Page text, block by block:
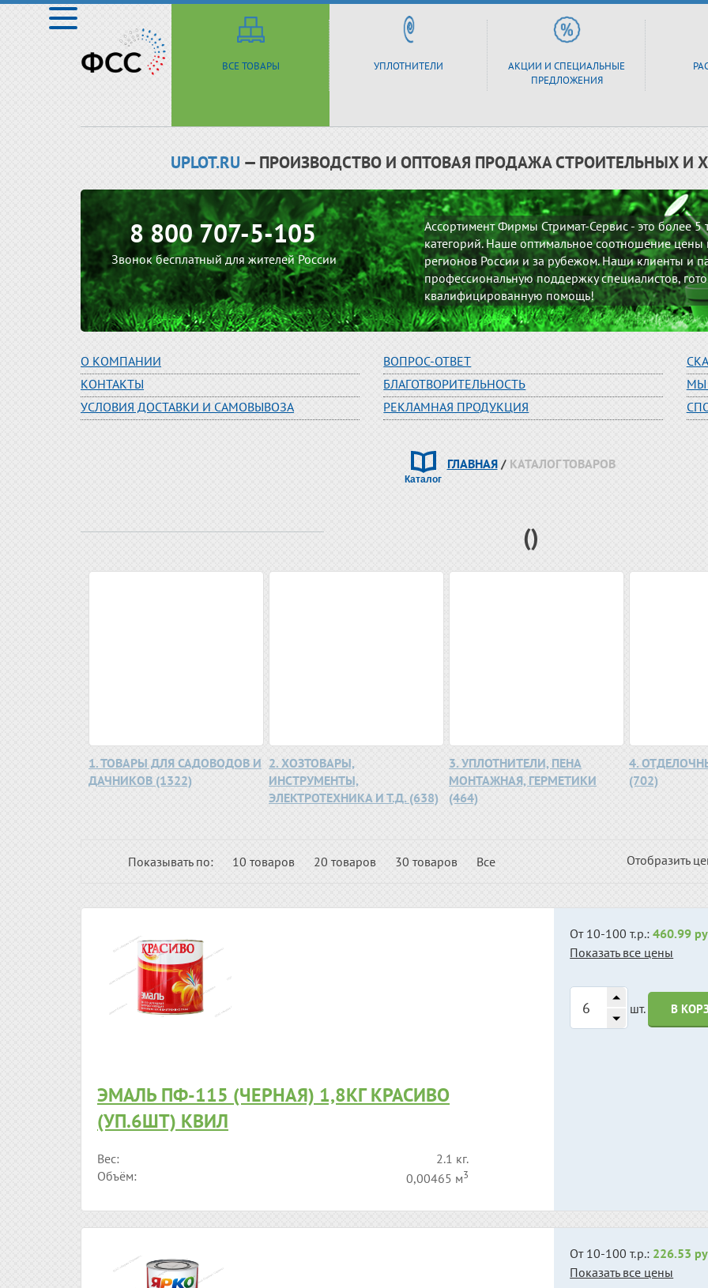
ВСЕ ТОВАРЫ УПЛОТНИТЕЛИ
АКЦИИ И СПЕЦИАЛЬНЫЕ
ПРЕДЛОЖЕНИЯ
UPLOT.RU — ПРОИЗВОДСТВО И ОПТОВАЯ ПРОДАЖА СТРОИТЕЛЬНЫХ И
8 800 707-5-105
Звонок бесплатный для жителей России
Ассортимент Фирмы Стримат-Сервис - это более
категорий. Наше оптимальное соотношение цены
регионов России и за рубежом. Наши клиенты и
профессиональную поддержку специалистов,
квалифицированную помощь!
О КОМПАНИИ
КОНТАКТЫ
УСЛОВИЯ ДОСТАВКИ И САМОВЫВОЗА
ВОПРОС-ОТВЕТ
БЛАГОТВОРИТЕЛЬНОСТЬ
РЕКЛАМНАЯ ПРОДУКЦИЯ
МЫ
ГЛАВНАЯ/КАТАЛОГ ТОВАРОВ
()
1. ТОВАРЫ ДЛЯ САДОВОДОВ И
ДАЧНИКОВ (1322)
2. ХОЗТОВАРЫ,
ИНСТРУМЕНТЫ,
ЭЛЕКТРОТЕХНИКА И Т.Д. (638)
3. УПЛОТНИТЕЛИ, ПЕНА
МОНТАЖНАЯ, ГЕРМЕТИКИ
(464)
4.
(702)
Показывать по: 10 товаров 20 товаров 30 товаров Все Отобразить
ЭМАЛЬ ПФ-115 (ЧЕРНАЯ) 1,8КГ КРАСИВО
(УП.6ШТ) КВИЛ
Вес:
2.1 кг.
Объём:
0,00465 м3
От 10-100 т.р.:460.99
Показать все цены
шт. В
От 10-100 т.р.: 226.53
Показать все цены